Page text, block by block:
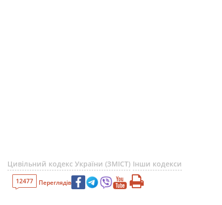
Цивільний кодекс України (ЗМІСТ) Інши кодекси
12477 Переглядів